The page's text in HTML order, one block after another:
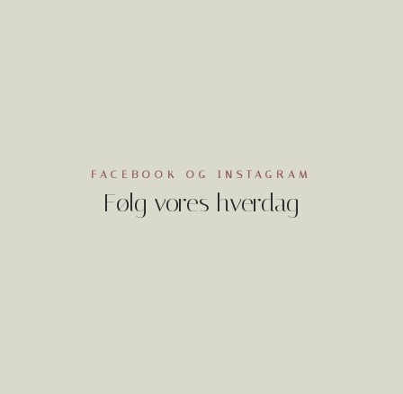
FACEBOOK OG INSTAGRAM
Følg vores hverdag